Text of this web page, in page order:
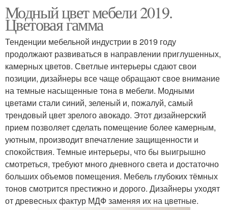
Модный цвет мебели 2019.
Цветовая гамма
Тенденции мебельной индустрии в 2019 году
продолжают развиваться в направлении приглушенных,
камерных цветов. Светлые интерьеры сдают свои
позиции, дизайнеры все чаще обращают свое внимание
на темные насыщенные тона в мебели. Модными
цветами стали синий, зеленый и, пожалуй, самый
трендовый цвет зрелого авокадо. Этот дизайнерский
прием позволяет сделать помещение более камерным,
уютным, производит впечатление защищенности и
спокойствия. Темные интерьеры, что бы выигрышно
смотреться, требуют много дневного света и достаточно
больших объемов помещения. Мебель глубоких тёмных
тонов смотрится престижно и дорого. Дизайнеры уходят
от древесных фактур МДФ заменяя их на цветные.